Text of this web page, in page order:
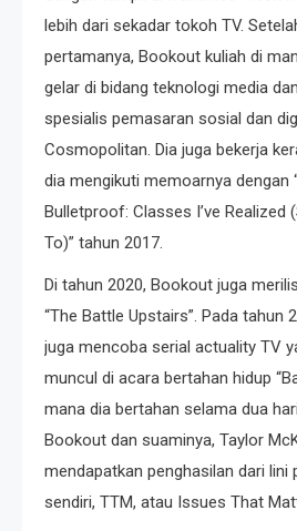
lebih dari sekadar tokoh TV.
pertamanya, Bookout kuliah di
gelar di bidang teknologi media
spesialis pemasaran sosial dan
Cosmopolitan. Dia juga bekerja
dia mengikuti memoarnya dengan
Bulletproof: Classes I’ve Realized
To)” tahun 2017.
Di tahun 2020, Bookout juga
“The Battle Upstairs”. Pada tahun
juga mencoba serial actuality TV
muncul di acara bertahan hidup
mana dia bertahan selama dua
Bookout dan suaminya, Taylor
mendapatkan penghasilan dari lini
sendiri, TTM, atau Issues That